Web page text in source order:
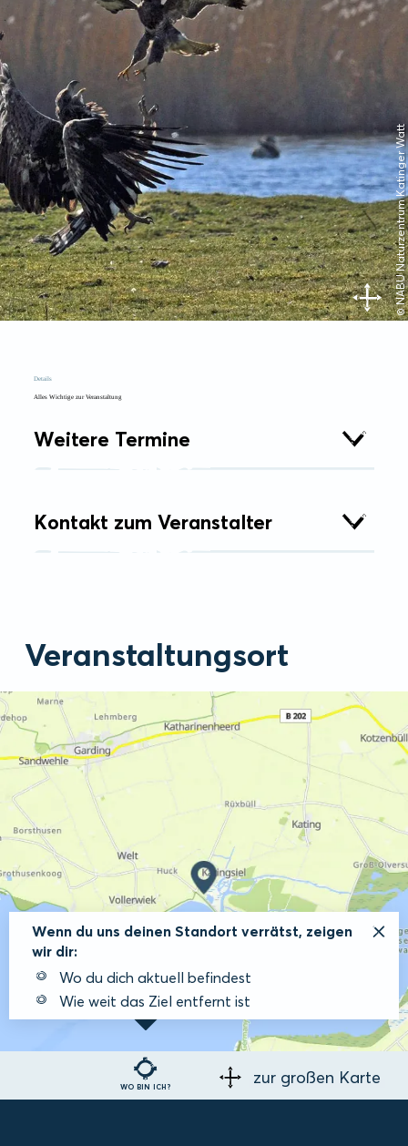
© NABU Naturzentrum Katinger Watt
Details
Alles Wichtige zur Veranstaltung
Weitere Termine
Kontakt zum Veranstalter
Veranstaltungsort
WO BIN ICH?
Wenn du uns deinen Standort verrätst, zeigen
wir dir:
Wo du dich aktuell befindest
Wie weit das Ziel entfernt ist
zur großen Karte